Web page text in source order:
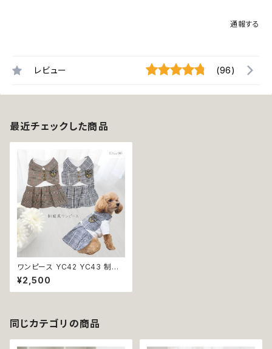
通報する
レビュー (96)
最近チェックした商品
ワンピース YC42 YC43 制服
風 グレー ブラウン コスチューム
コスプレ 仮装 女の子 犬 犬服
小型 猫 服 洋服 ペット dog ド
¥2,500
同じカテゴリの商品